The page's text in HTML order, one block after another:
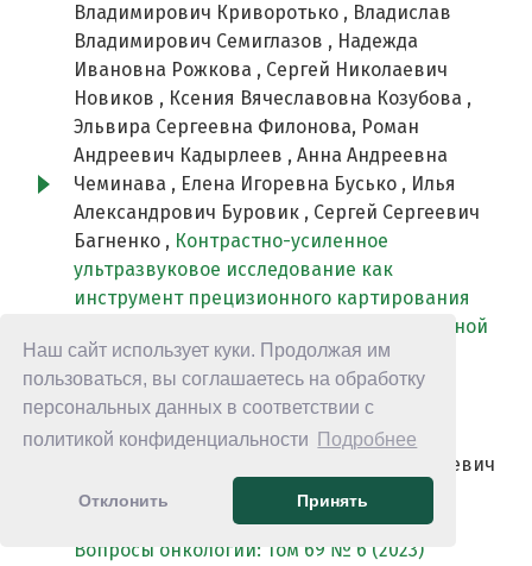
Наш сайт использует куки. Продолжая им
пользоваться, вы соглашаетесь на обработку
персональных данных в соответствии с
политикой конфиденциальности
Подробнее
Отклонить Принять
Владимирович Криворотько , Владислав
Владимирович Семиглазов , Надежда
Ивановна Рожкова , Сергей Николаевич
Новиков , Ксения Вячеславовна Козубова ,
Эльвира Сергеевна Филонова, Роман
Андреевич Кадырлеев , Анна Андреевна
Чеминава , Елена Игоревна Бусько , Илья
Александрович Буровик , Сергей Сергеевич
Багненко , Контрастно-усиленное
ультразвуковое исследование как
инструмент прецизионного картирования
сигнального лимфатического узла молочной
железы,Вопросы онкологии: Том 72 № 3
(2026)
Кирилл Дмитриевич Бадаев, Евгений
Владимирович Левченко, Никита Евгеньевич
Левченко,
Определение сигнальных
лимфатических узлов при раке легкого
Вопросы онкологии: Том 69 № 6 (2023)